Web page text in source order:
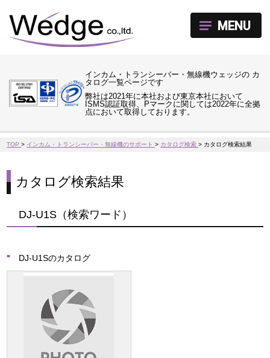
インカム・トランシーバー・無線機ウェッジの カ
タログ一覧ページです
弊社は2021年に本社および東京本社において
ISMS認証取得、Pマークに関しては2022年に全拠
点において取得しております。
MENU
TOP> インカム・トランシーバー・無線機のサポート> カタログ検索> カタログ検索結果
カタログ検索結果
DJ-U1S（検索ワード）
DJ-U1Sのカタログ